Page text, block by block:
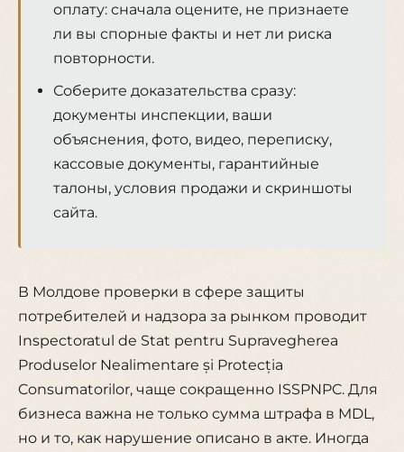
оплату: сначала оцените, не признаете
ли вы спорные факты и нет ли риска
повторности.
Соберите доказательства сразу:
документы инспекции, ваши
объяснения, фото, видео, переписку,
кассовые документы, гарантийные
талоны, условия продажи и скриншоты
сайта.
В Молдове проверки в сфере защиты
потребителей и надзора за рынком проводит
Inspectoratul de Stat pentru Supravegherea
Produselor Nealimentare și Protecția
Consumatorilor, чаще сокращенно ISSPNPC. Для
бизнеса важна не только сумма штрафа в MDL,
но и то, как нарушение описано в акте. Иногда